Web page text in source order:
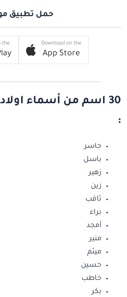
حمل تطبيق
Download on the
App Store
the
30 اسم من أسماء
:
جاسر
باسل
زهير
زين
ثاقب
براء
أمجد
منير
ميثم
حسين
خاطب
بكر